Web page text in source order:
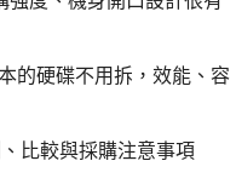
的硬碟不用拆，效能、容
比較與採購注意事項